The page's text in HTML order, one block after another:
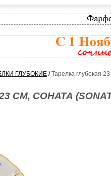
ГЛУБОКИЕ /Тарелка глубокая
СМ, СОНАТА